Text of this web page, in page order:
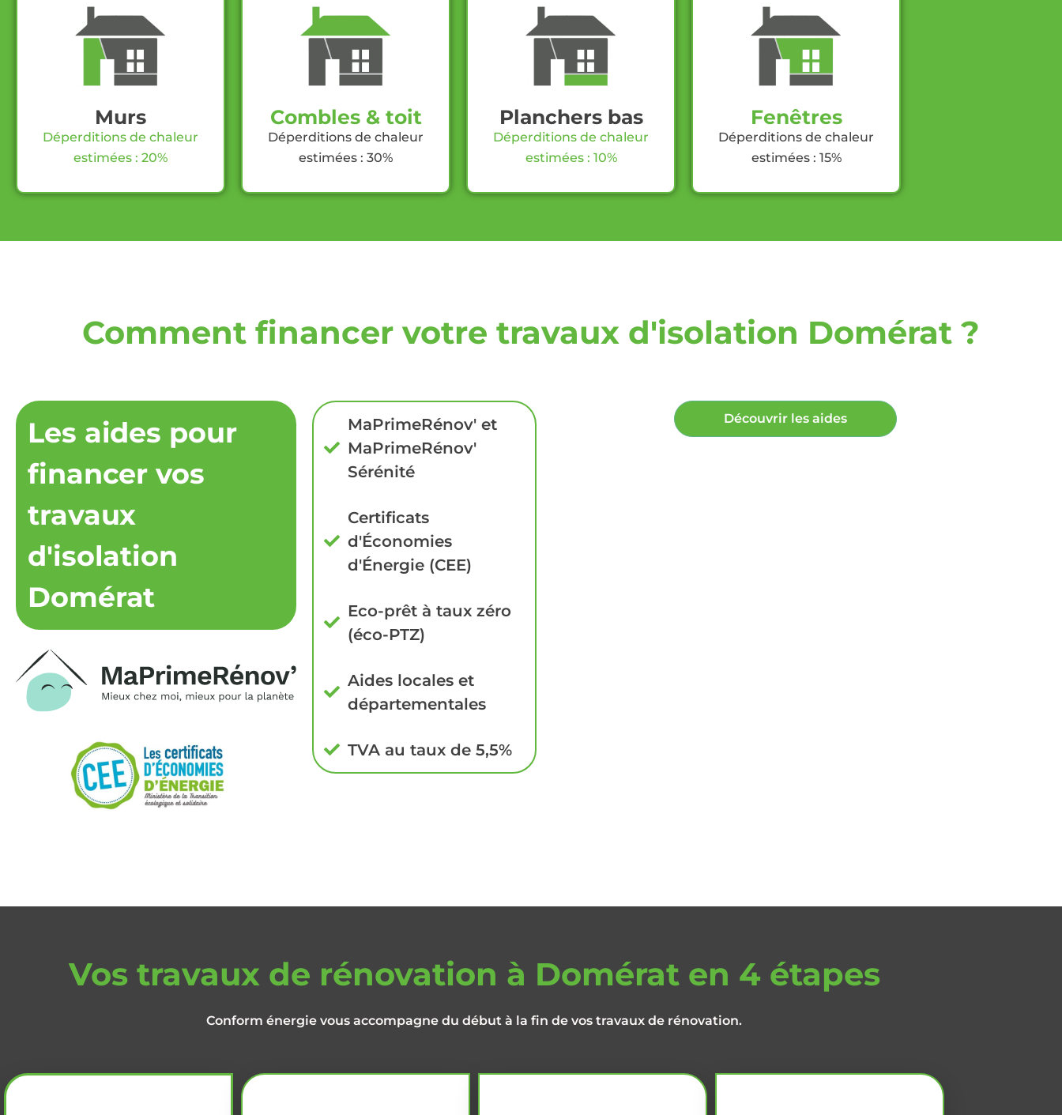
Murs
Déperditions de chaleur
estimées : 20%
Combles & toit
Déperditions de chaleur
estimées : 30%
Planchers bas
Déperditions de chaleur
estimées : 10%
Fenêtres
Déperditions de chaleur
estimées : 15%
Comment financer votre travaux d'isolation Domérat ?
Les aides pour
financer vos
travaux
d'isolation
Domérat
MaPrimeRénov' et
MaPrimeRénov'
Sérénité
Certificats
d'Économies
d'Énergie (CEE)
Eco-prêt à taux zéro
(éco-PTZ)
Aides locales et
départementales
TVA au taux de 5,5%
Découvrir les aides
Vos travaux de rénovation à Domérat en 4 étapes
Conform énergie vous accompagne du début à la fin de vos travaux de rénovation.